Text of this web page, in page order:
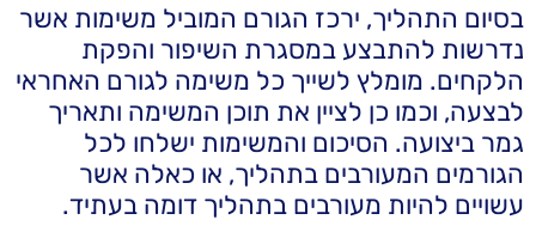
בסיום התהליך, ירכז הגורם המוביל משימות אשר
נדרשות להתבצע במסגרת השיפור והפקת
הלקחים. מומלץ לשייך כל משימה לגורם האחראי
לבצעה, וכמו כן לציין את תוכן המשימה ותאריך
גמר ביצועה. הסיכום והמשימות ישלחו לכל
הגורמים המעורבים בתהליך, או כאלה אשר
עשויים להיות מעורבים בתהליך דומה בעתיד.